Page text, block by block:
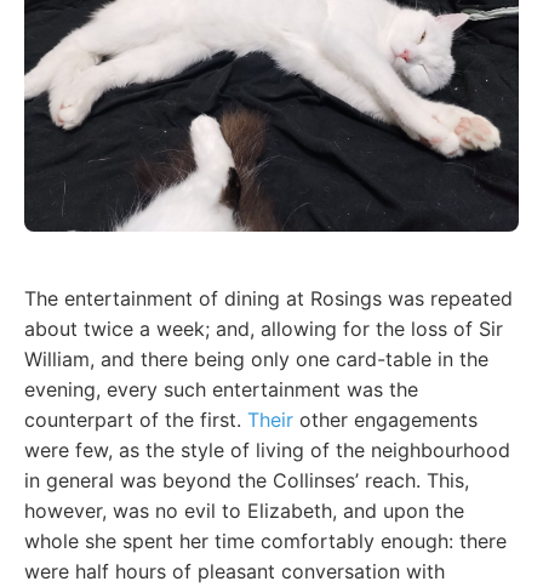
The entertainment of dining at Rosings was repeated
about twice a week; and, allowing for the loss of Sir
William, and there being only one card-table in the
evening, every such entertainment was the
counterpart of the first. Their other engagements
were few, as the style of living of the neighbourhood
in general was beyond the Collinses’ reach. This,
however, was no evil to Elizabeth, and upon the
whole she spent her time comfortably enough: there
were half hours of pleasant conversation with